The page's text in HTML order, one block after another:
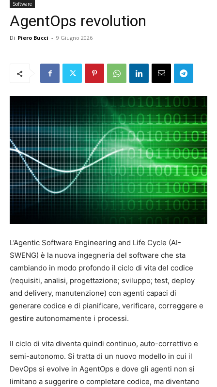
Software
AgentOps revolution
Di Piero Bucci - 9 Giugno 2026
L’Agentic Software Engineering and Life Cycle (AI-
SWENG) è la nuova ingegneria del software che sta
cambiando in modo profondo il ciclo di vita del codice
(requisiti, analisi, progettazione; sviluppo; test, deploy
and delivery, manutenzione) con agenti capaci di
generare codice e di pianificare, verificare, correggere e
gestire autonomamente i processi.
Il ciclo di vita diventa quindi continuo, auto-correttivo e
semi-autonomo. Si tratta di un nuovo modello in cui il
DevOps si evolve in AgentOps e dove gli agenti non si
limitano a suggerire o completare codice, ma diventano